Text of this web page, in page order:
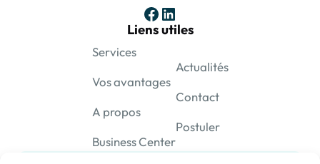
Facebook LinkedIn
Liens utiles
Services
Vos avantages
A propos
Business Center
Actualités
Contact
Postuler